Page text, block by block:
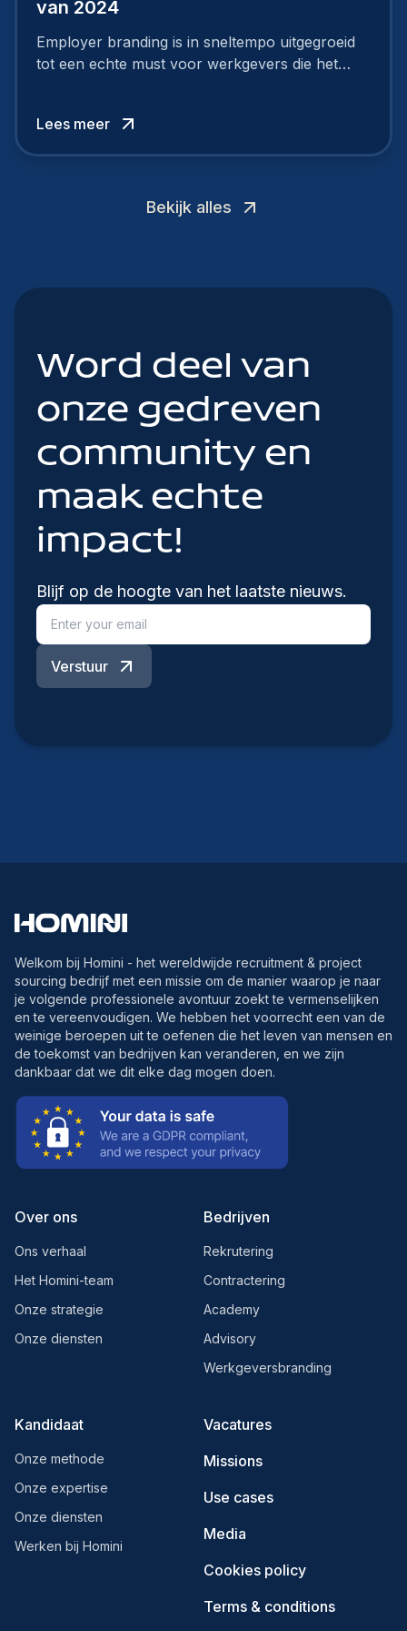
van 2024
Employer branding is in sneltempo uitgegroeid
tot een echte must voor werkgevers die het
Lees meer
Bekijk alles
Word deel van
onze gedreven
community en
maak echte
impact!
Blijf op de hoogte van het laatste nieuws.
Verstuur
Welkom bij Homini - het wereldwijde recruitment & project
sourcing bedrijf met een missie om de manier waarop je naar
je volgende professionele avontuur zoekt te vermenselijken
en te vereenvoudigen. We hebben het voorrecht een van de
weinige beroepen uit te oefenen die het leven van mensen en
de toekomst van bedrijven kan veranderen, en we zijn
dankbaar dat we dit elke dag mogen doen.
Over ons
Ons verhaal
Het Homini-team
Onze strategie
Onze diensten
Bedrijven
Rekrutering
Contractering
Academy
Advisory
Werkgeversbranding
Kandidaat
Onze methode
Onze expertise
Onze diensten
Werken bij Homini
Vacatures
Missions
Use cases
Media
Cookies policy
Terms & conditions